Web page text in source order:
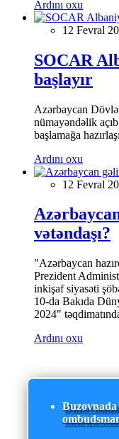
Ardını oxu
12 Fevral
SOCAR
başlayır
Azərbaycan
nümayəndəlik
başlamağa
Ardını oxu
12 Fevral
vətəndaşı?
"Azərbaycan
Prezident
inkişaf siyasəti
10-da Bakıda
2024"
Ardını oxu